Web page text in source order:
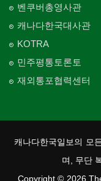
Church-Mission
Church-Independent
교회-기타
교회-구세군
Church-Methodist
벤쿠버총영사관
캐나다한국대사관
KOTRA
민주평통토론토
재외통포협력센터
캐나다한국일보의 모
며, 무단
Copyright © 2026